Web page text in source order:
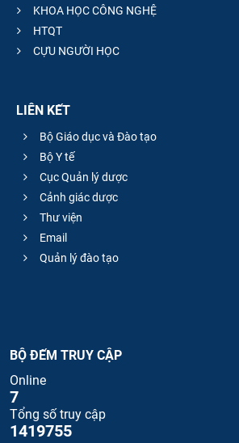
KHOA HỌC CÔNG NGHỆ
HTQT
CỰU NGƯỜI HỌC
LIÊN KẾT
Bộ Giáo dục và Đào tạo
Bộ Y tế
Cục Quản lý dược
Cảnh giác dược
Thư viện
Email
Quản lý đào tạo
BỘ ĐẾM TRUY CẬP
Online
7
Tổng số truy cập
1419755